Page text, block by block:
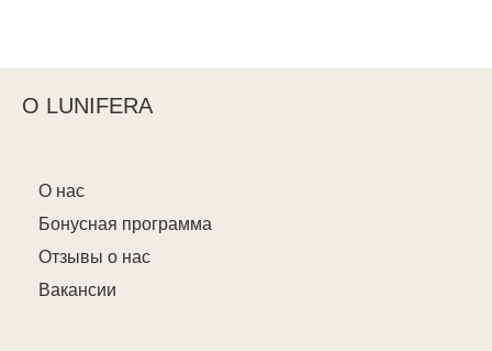
О LUNIFERA
О нас
Бонусная программа
Отзывы о нас
Вакансии